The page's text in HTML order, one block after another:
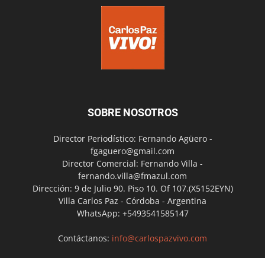
SOBRE NOSOTROS
Director Periodístico: Fernando Agüero -
fgaguero@gmail.com
Director Comercial: Fernando Villa -
fernando.villa@fmazul.com
Dirección: 9 de Julio 90. Piso 10. Of 107.(X5152EYN)
Villa Carlos Paz - Córdoba - Argentina
WhatsApp: +5493541585147
Contáctanos: info@carlospazvivo.com